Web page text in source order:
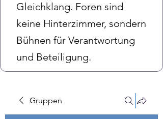
Gleichklang. Foren sind
keine Hinterzimmer, sondern
Bühnen für Verantwortung
und Beteiligung.
Gruppen